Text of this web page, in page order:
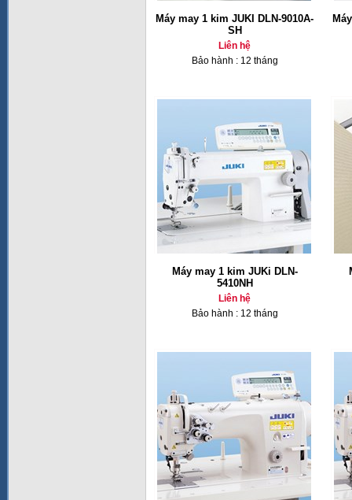
Máy may 1 kim JUKI DLN-9010A-
SH
Liên hệ
Bảo hành : 12 tháng
Máy may 1 kim JUKi DLN-
5410NH
Liên hệ
Bảo hành : 12 tháng